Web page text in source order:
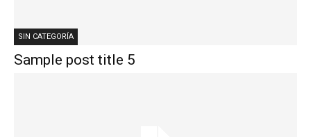
SIN CATEGORÍA
Sample post title 5